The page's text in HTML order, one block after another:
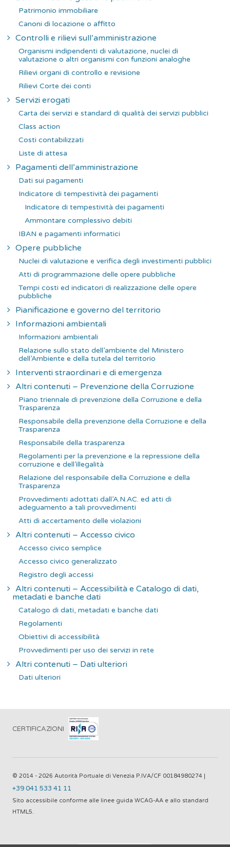
Patrimonio immobiliare
Canoni di locazione o affitto
Controlli e rilievi sull’amministrazione
Organismi indipendenti di valutazione, nuclei di
valutazione o altri organismi con funzioni analoghe
Rilievi organi di controllo e revisione
Rilievi Corte dei conti
Servizi erogati
Carta dei servizi e standard di qualità dei servizi pubblici
Class action
Costi contabilizzati
Liste di attesa
Pagamenti dell’amministrazione
Dati sui pagamenti
Indicatore di tempestività dei pagamenti
Indicatore di tempestività dei pagamenti
Ammontare complessivo debiti
IBAN e pagamenti informatici
Opere pubbliche
Nuclei di valutazione e verifica degli investimenti pubblici
Atti di programmazione delle opere pubbliche
Tempi costi ed indicatori di realizzazione delle opere
pubbliche
Pianificazione e governo del territorio
Informazioni ambientali
Informazioni ambientali
Relazione sullo stato dell’ambiente del Ministero
dell’Ambiente e della tutela del territorio
Interventi straordinari e di emergenza
Altri contenuti – Prevenzione della Corruzione
Piano triennale di prevenzione della Corruzione e della
Trasparenza
Responsabile della prevenzione della Corruzione e della
Trasparenza
Responsabile della trasparenza
Regolamenti per la prevenzione e la repressione della
corruzione e dell’illegalità
Relazione del responsabile della Corruzione e della
Trasparenza
Provvedimenti adottati dall’A.N.AC. ed atti di
adeguamento a tali provvedimenti
Atti di accertamento delle violazioni
Altri contenuti – Accesso civico
Accesso civico semplice
Accesso civico generalizzato
Registro degli accessi
Altri contenuti – Accessibilità e Catalogo di dati,
metadati e banche dati
Catalogo di dati, metadati e banche dati
Regolamenti
Obiettivi di accessibilità
Provvedimenti per uso dei servizi in rete
Altri contenuti – Dati ulteriori
Dati ulteriori
CERTIFICAZIONI
© 2014 - 2026 Autorità Portuale di Venezia P.IVA/CF 00184980274 |
+39 041 533 41 11
Sito accessibile conforme alle linee guida WCAG-AA e allo standard
HTML5.